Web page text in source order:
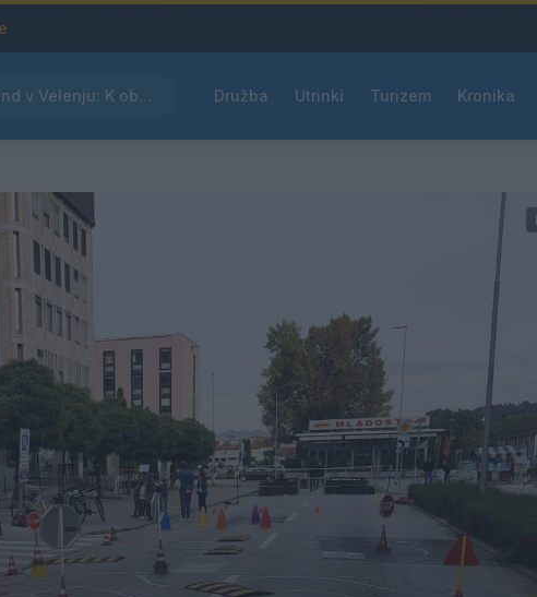
Kam čez vikend v Velenju: K obisku vabi Poletni bolšji sejem Družba Utrinki Turizem Kronika